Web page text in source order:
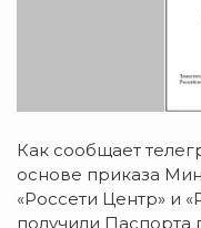
Как сообщает
основе приказа
«Россети Центр» и
получили Паспорта